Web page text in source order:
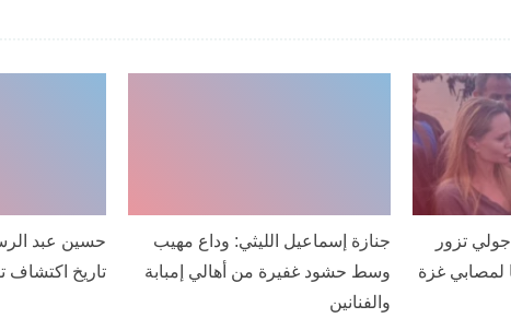
جولي تزور
غزة
جنازة إسماعيل الليثي: وداع مهيب
وسط حشود غفيرة من أهالي إمبابة
والفنانين
حسين عبد
تاريخ اكتشاف